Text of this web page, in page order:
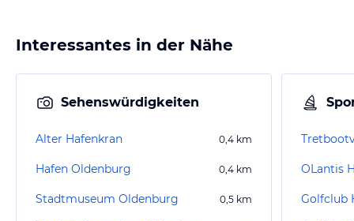
Interessantes in der Nähe
Sehenswürdigkeiten
Alter Hafenkran 0,4 km
Hafen Oldenburg 0,4 km
Stadtmuseum Oldenburg 0,5 km
OLantis
Golfclub